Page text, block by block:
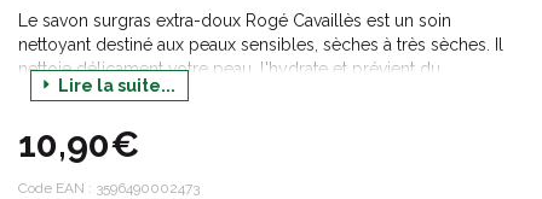
Le savon surgras extra-doux Rogé Cavaillès est un soin
nettoyant destiné aux peaux sensibles, sèches à très sèches. Il
nettoie délicament votre peau, l'hydrate et prévient du
dessèchement cutané. Il protège la peau des agressions
peau est nourrie en profondeur et retrouve sa souplesse et sa
douceur. Lot de 3.
Lire la suite...
10,90€
Code EAN : 3596490002473